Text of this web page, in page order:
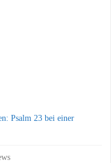
Psalm 23 bei einer